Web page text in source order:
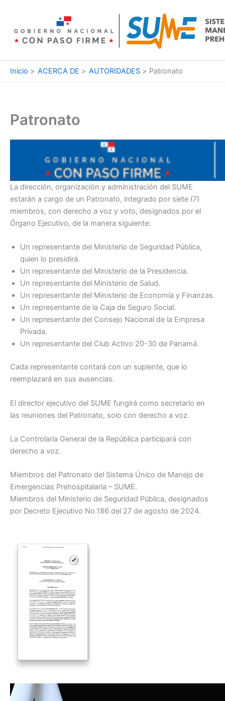
contenido
Inicio ACERCA DE AUTORIDADES Patronato
Patronato
La dirección, organización y administración del SUME
estarán a cargo de un Patronato, integrado por siete (7)
miembros, con derecho a voz y voto, designados por el
Órgano Ejecutivo, de la manera siguiente:
Un representante del Ministerio de Seguridad Pública,
quien lo presidirá.
Un representante del Ministerio de la Presidencia.
Un representante del Ministerio de Salud.
Un representante del Ministerio de Economía y Finanzas.
Un representante de la Caja de Seguro Social.
Un representante del Consejo Nacional de la Empresa
Privada.
Un representante del Club Activo 20-30 de Panamá.
Cada representante contará con un suplente, que lo
reemplazará en sus ausencias.
El director ejecutivo del SUME fungirá como secretario en
las reuniones del Patronato, solo con derecho a voz.
La Controlaría General de la República participará con
derecho a voz.
Miembros del Patronato del Sistema Único de Manejo de
Emergencias Prehospitalaria – SUME.
Miembros del Ministerio de Seguridad Pública, designados
por Decreto Ejecutivo No.186 del 27 de agosto de 2024.